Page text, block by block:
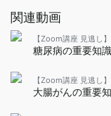
関連動画
【Zoom講座 見逃し
糖尿病の重要知識
【Zoom講座 見逃し
大腸がんの重要